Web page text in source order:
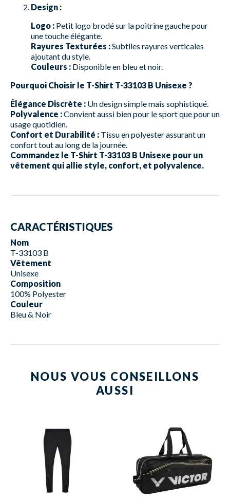
Design :
Logo : Petit logo brodé sur la poitrine gauche pour
une touche élégante.
Rayures Texturées :Subtiles rayures verticales
ajoutant du style.
Couleurs : Disponible en bleu et noir.
Pourquoi Choisir le T-Shirt T-33103 B Unisexe ?
Élégance Discrète : Un design simple mais sophistiqué.
Polyvalence :Convient aussi bien pour le sport que pour un
usage quotidien.
Confort et Durabilité : Tissu en polyester assurant un
confort tout au long de la journée.
Commandez le T-Shirt T-33103 B Unisexe pour un
vêtement qui allie style, confort, et polyvalence.
CARACTÉRISTIQUES
Nom
T-33103 B
Vêtement
Unisexe
Composition
100% Polyester
Couleur
Bleu & Noir
NOUS VOUS CONSEILLONS
AUSSI